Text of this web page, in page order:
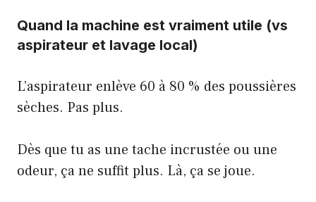
Quand la machine est vraiment utile (vs
aspirateur et lavage local)
L’aspirateur enlève 60 à 80 % des poussières
sèches. Pas plus.
Dès que tu as une tache incrustée ou une
odeur, ça ne suffit plus. Là, ça se joue.